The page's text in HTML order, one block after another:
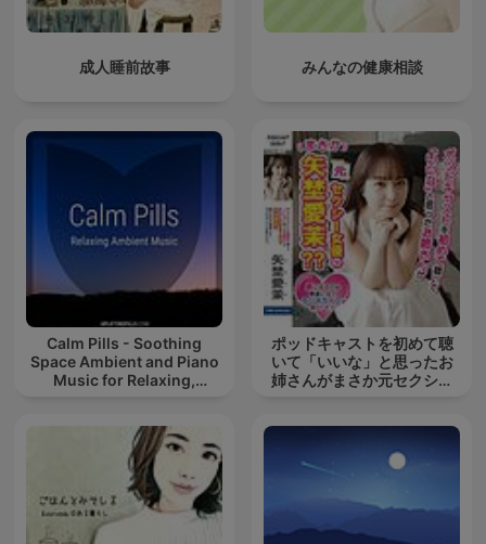
成人睡前故事 みんなの健康相談
Calm Pills - Soothing
Space Ambient and Piano
Music for Relaxing,
ポッドキャストを初めて聴
いて「いいな」と思ったお
姉さんがまさか元セクシー